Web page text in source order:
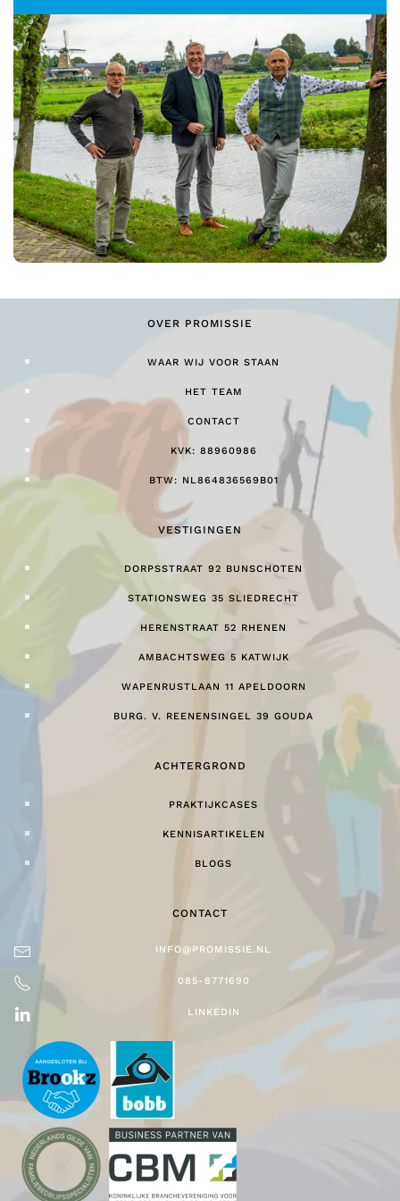
OVER PROMISSIE
WAAR WIJ VOOR STAAN
HET TEAM
CONTACT
KVK: 88960986
BTW: NL864836569B01
VESTIGINGEN
DORPSSTRAAT 92 BUNSCHOTEN
STATIONSWEG 35 SLIEDRECHT
HERENSTRAAT 52 RHENEN
AMBACHTSWEG 5 KATWIJK
WAPENRUSTLAAN 11 APELDOORN
BURG. V. REENENSINGEL 39 GOUDA
ACHTERGROND
PRAKTIJKCASES
KENNISARTIKELEN
BLOGS
CONTACT
INFO@PROMISSIE.NL
085-8771690
LINKEDIN